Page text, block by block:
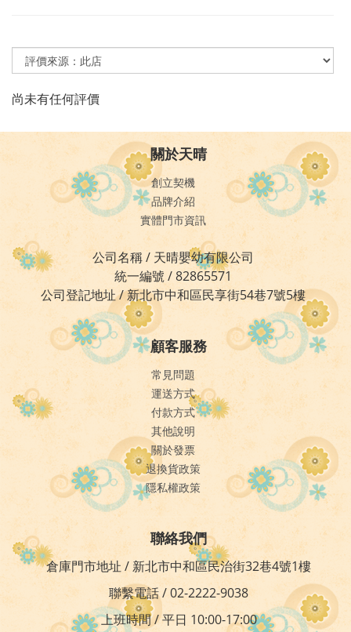
尚未有任何評價
關於天晴
創立契機
品牌介紹
實體門市資訊
公司名稱 / 天晴嬰幼有限公司
統一編號 / 82865571
公司登記地址 / 新北市中和區民享街54巷7號5樓
顧客服務
常見問題
運送方式
付款方式
其他說明
關於發票
退換貨政策
隱私權政策
聯絡我們
倉庫門市地址 / 新北市中和區民治街32巷4號1樓
聯繫電話 / 02-2222-9038
上班時間 / 平日 10:00-17:00